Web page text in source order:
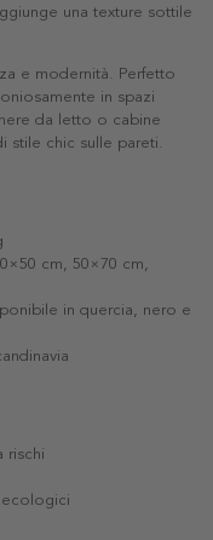
una texture sottile
e modernità. Perfetto
in spazi
da letto o cabine
stile chic sulle pareti.
cm, 50×70 cm,
in quercia, nero e
rischi